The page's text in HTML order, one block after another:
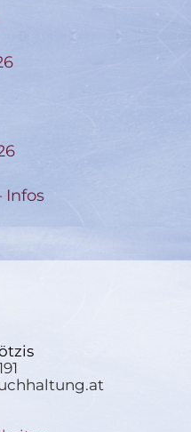
Infos